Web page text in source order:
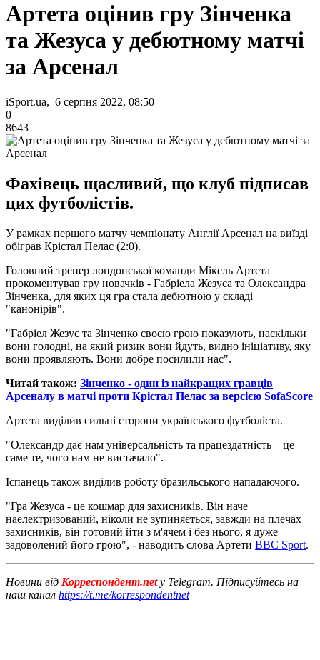
Артета оцінив гру Зінченка
та Жезуса у дебютному матчі
за Арсенал
iSport.ua, 6 серпня 2022, 08:50
0
8643
Фахівець щасливий, що клуб підписав
цих футболістів.
У рамках першого матчу чемпіонату Англії Арсенал на виїзді
обіграв Крістал Пелас (2:0).
Головний тренер лондонської команди Мікель Артета
прокоментував гру новачків - Габріела Жезуса та Олександра
Зінченка, для яких ця гра стала дебютною у складі
"канонірів".
"Габріел Жезус та Зінченко своєю грою показують, наскільки
вони голодні, на який ризик вони йдуть, видно ініціативу, яку
вони проявляють. Вони добре посилили нас".
Читай також: Зінченко - один із найкращих гравців
Арсеналу в матчі проти Крістал Пелас за версією SofaScore
Артета виділив сильні сторони українського футболіста.
"Олександр дає нам універсальність та працездатність – це
саме те, чого нам не вистачало".
Іспанець також виділив роботу бразильського нападаючого.
"Гра Жезуса - це кошмар для захисників. Він наче
наелектризований, ніколи не зупиняється, завжди на плечах
захисників, він готовий йти з м'ячем і без нього, я дуже
задоволений його грою", - наводить слова Артети BBC Sport.
Новини від Корреспондент.netу Telegram. Підписуйтесь на
наш канал https://t.me/korrespondentnet